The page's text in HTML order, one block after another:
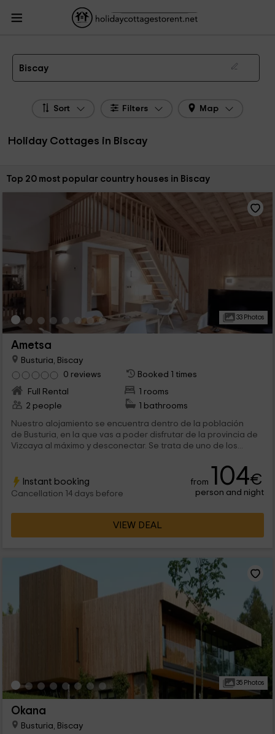
HolidayCottagesToRent.net
Country
Holiday Cottages Biscay
The 281 best holiday cottages & country houses in Biscay in 2026
Biscay
Sort Filters Map
Holiday Cottages in Biscay
Sort by:
Top 20 most popular country houses in Biscay
33 Photos
Ametsa
Busturia, Biscay
0 reviews
Booked 1 times
Full Rental
1 rooms
2 people
1 bathrooms
Nuestro alojamiento se encuentra dentro de la población
de Busturia, en la que vas a poder disfrutar de la provincia de
Vizcaya al máximo y desconectar. Se trata de uno de los...
Instant booking
Cancellation 14 days before
from 104€
person and night
VIEW DEAL
35 Photos
Okana
Busturia, Biscay